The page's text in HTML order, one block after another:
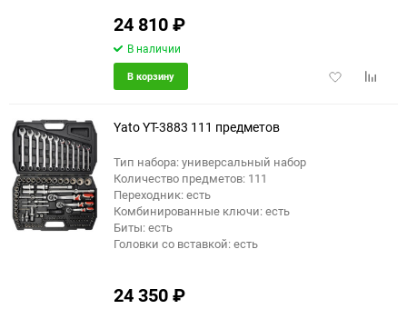
24 810₽
В наличии
Добавить
В корзину
Yato YT-3883 111 предметов
Тип набора: универсальный набор
Количество предметов: 111
Переходник: есть
Комбинированные ключи: есть
Биты: есть
Головки со вставкой: есть
24 350₽